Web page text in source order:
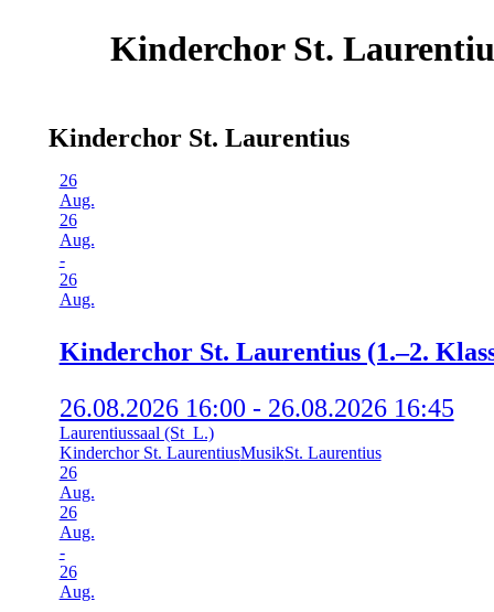
Kinderchor St.
Kinderchor St. Laurentius
26
Aug.
26
Aug.
-
26
Aug.
Kin­der­chor St. Lau­ren­ti­us (1.–2.
26.08.2026 16:00 - 26.08.2026 16:45
Laurentiussaal (St_L.)
Kinderchor St. LaurentiusMusikSt. Laurentius
26
Aug.
26
Aug.
-
26
Aug.